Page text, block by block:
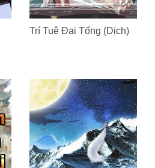
Trí Tuệ Đại Tống (Dịch)